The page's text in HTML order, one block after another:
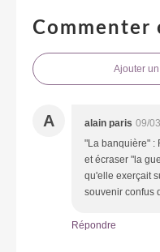
Commenter
Ajouter
A alain paris 09/
"La banquière" :
et écraser "la
qu'elle exerçait
souvenir confus
Répondre